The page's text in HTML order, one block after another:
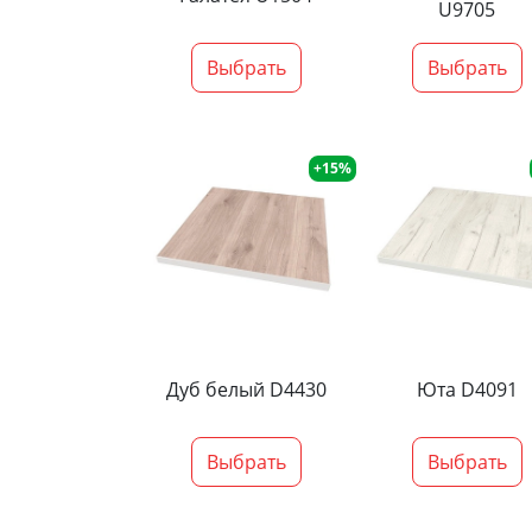
Выбрать
U9705
Выбрать
+15%
Дуб белый D4430
Выбрать
Юта D4091
Выбрать